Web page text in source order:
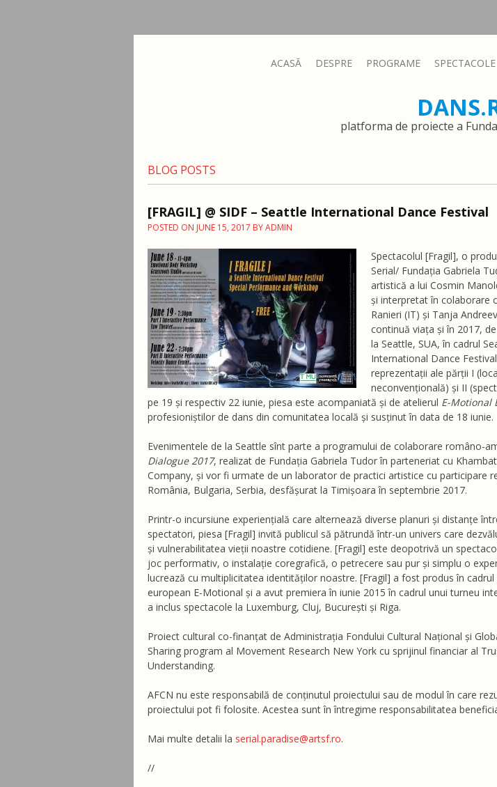
ACASĂ DESPRE PROGRAME SPECTACOLE
platforma de proiecte a
BLOG POSTS
[FRAGIL] @ SIDF – Seattle International Dance Festival
POSTED ON JUNE 15, 2017 BYADMIN
Spectacolul [Fragil], o
Serial/ Fundația Gabriela
artistică a lui Cosmin
și interpretat în colaborare
Ranieri (IT) și Tanja
continuă viața și în 2017,
la Seattle, SUA, în cadrul
International Dance
reprezentații ale părții I
neconvențională) și II
pe 19 și respectiv 22 iunie, piesa este acompaniată și de atelierul E-Motional
profesioniștilor de dans din comunitatea locală și susținut în data de 18 iunie.
Evenimentele de la Seattle sînt parte a programului de colaborare româno-
Dialogue 2017, realizat de Fundația Gabriela Tudor în parteneriat cu
Company, și vor fi urmate de un laborator de practici artistice cu participare
România, Bulgaria, Serbia, desfășurat la Timișoara în septembrie 2017.
Printr-o incursiune experiențială care alternează diverse planuri și distanțe
spectatori, piesa [Fragil] invită publicul să pătrundă într-un univers care
și vulnerabilitatea vieții noastre cotidiene. [Fragil] este deopotrivă un
joc performativ, o instalație coregrafică, o petrecere sau pur și simplu o
lucrează cu multiplicitatea identităților noastre. [Fragil] a fost produs în cadrul
european E-Motional și a avut premiera în iunie 2015 în cadrul unui turneu
a inclus spectacole la Luxemburg, Cluj, București și Riga.
Proiect cultural co-finanțat de Administrația Fondului Cultural Național și
Sharing program al Movement Research New York cu sprijinul financiar al
Understanding.
AFCN nu este responsabilă de conținutul proiectului sau de modul în care
proiectului pot fi folosite. Acestea sunt în întregime responsabilitatea
Mai multe detalii la serial.paradise@artsf.ro.
//